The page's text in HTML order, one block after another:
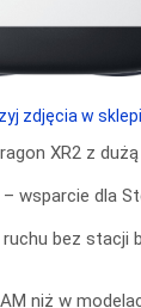
XR2 z
– wsparcie dla
ruchu bez stacji
niż w
zdjęcia w